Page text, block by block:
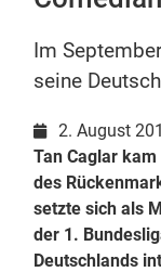
Im
seine
2. August
Tan Caglar
des
setzte sich als
der 1.
Deutschlands